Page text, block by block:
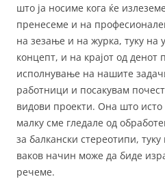
што ја носиме кога ќе
пренесеме и на
на зезање и на журка, туку на
концепт, и на крајот од денот
исполнување на нашите
работници и посакувам
видови проекти. Она што исто
малку сме гледале од
за балкански стереотипи,
ваков начин може да биде
речеме.